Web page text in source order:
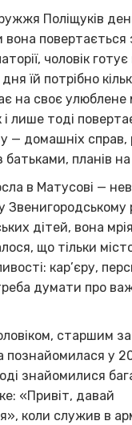
Поліщуків
повертається
чоловік
їй потрібно
на своє улюблене
лише тоді
— домашніх справ,
батьками, планів
в Матусові —
Звенигородському
дітей, вона
що тільки
кар’єру,
думати про
старшим
познайомилася у
знайомилися
«Привіт, давай
коли служив в